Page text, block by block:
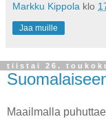
Markku Kippola klo
Jaa muille
tiistai 26.
Maailmalla